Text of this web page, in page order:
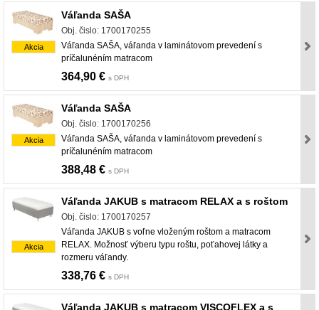
Akcia
Váľanda SAŠA
Obj. čislo: 1700170255
Váľanda SAŠA, váľanda v laminátovom prevedení s
príčalunéním matracom
364,90 € s DPH
Akcia
Váľanda SAŠA
Obj. čislo: 1700170256
Váľanda SAŠA, váľanda v laminátovom prevedení s
príčalunéním matracom
388,48 € s DPH
Akcia
Váľanda JAKUB s matracom RELAX a s roštom
Obj. čislo: 1700170257
Váľanda JAKUB s voľne vloženým roštom a matracom
RELAX. Možnosť výberu typu roštu, poťahovej látky a
rozmeru váľandy.
338,76 € s DPH
Váľanda JAKUB s matracom VISCOFLEX a s